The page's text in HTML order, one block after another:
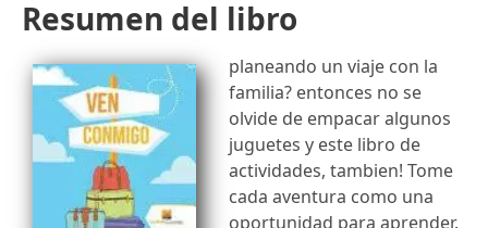
Resumen del libro
planeando un viaje con la
familia? entonces no se
olvide de empacar algunos
juguetes y este libro de
actividades, tambien! Tome
cada aventura como una
oportunidad para aprender.